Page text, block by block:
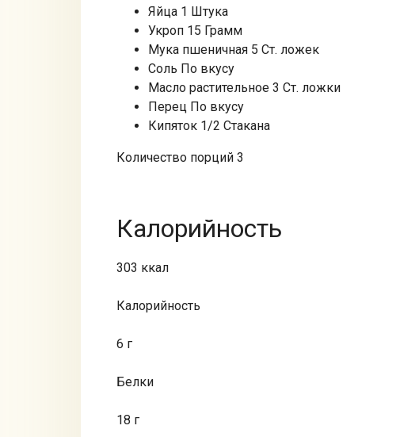
Яйца 1 Штука
Укроп 15 Грамм
Мука пшеничная 5 Ст. ложек
Соль По вкусу
Масло растительное 3 Ст. ложки
Перец По вкусу
Кипяток 1/2 Стакана
Количество порций 3
Калорийность
303 ккал
Калорийность
6 г
Белки
18 г